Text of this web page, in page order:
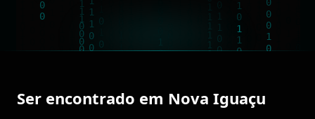
Ser encontrado em Nova Iguaçu